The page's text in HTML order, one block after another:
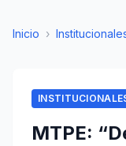
Inicio ›
MTPE: